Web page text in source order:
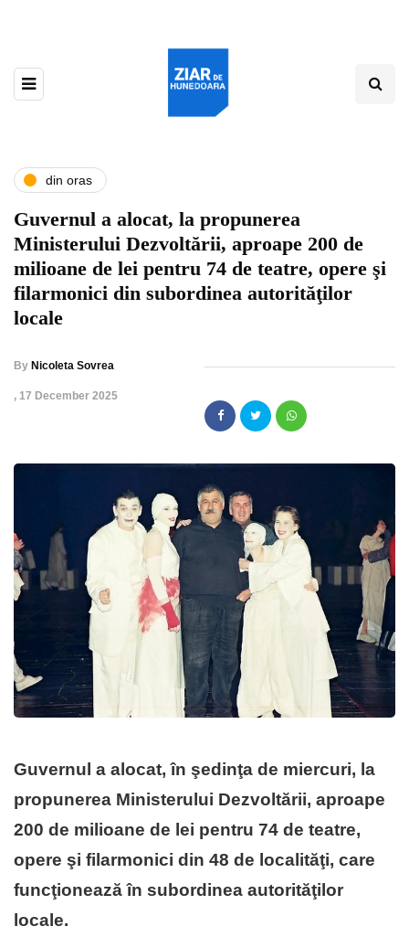
din oras
Guvernul a alocat, la propunerea
Ministerului Dezvoltării, aproape 200 de
milioane de lei pentru 74 de teatre, opere şi
filarmonici din subordinea autorităţilor
locale
By Nicoleta Sovrea
, 17 December 2025
Guvernul a alocat, în şedinţa de miercuri, la
propunerea Ministerului Dezvoltării, aproape
200 de milioane de lei pentru 74 de teatre,
opere şi filarmonici din 48 de localităţi, care
funcţionează în subordinea autorităţilor
locale.